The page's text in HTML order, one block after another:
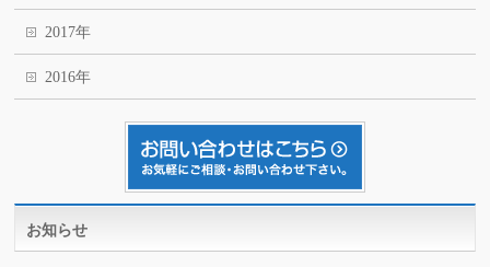
2017年
2016年
お知らせ